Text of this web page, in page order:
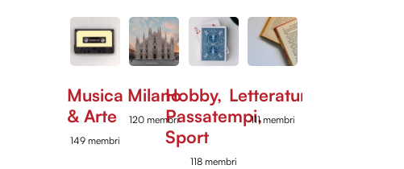
Musica
& Arte
149 membri
Milano
120 membri
Hobby,
Passatempi,
Sport
118 membri
Letteratura
111 membri